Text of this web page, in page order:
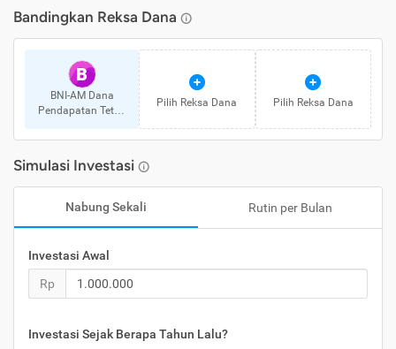
Bandingkan Reksa Dana
B
BNI-AM Dana
Pendapatan Tetap
Pilih Reksa Dana Pilih Reksa Dana
Simulasi Investasi
Nabung Sekali Rutin per Bulan
Investasi Awal
Rp
Investasi Sejak Berapa Tahun Lalu?